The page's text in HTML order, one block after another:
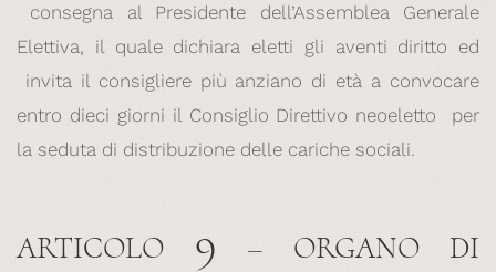
consegna al Presidente dell’Assemblea Generale
Elettiva, il quale dichiara eletti gli aventi diritto ed
invita il consigliere più anziano di età a convocare
entro dieci giorni il Consiglio Direttivo neoeletto per
la seduta di distribuzione delle cariche sociali.
ARTICOLO 9 – ORGANO DI